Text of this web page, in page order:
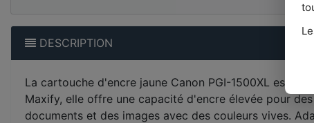
DESCRIPTION
La cartouche d'encre jaune Canon PGI-1500XL est
Maxify, elle offre une capacité d'encre élevée pour
documents et des images avec des couleurs vives.